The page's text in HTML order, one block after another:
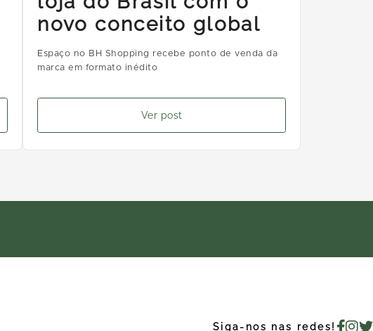
novo conceito global
Espaço no BH Shopping recebe ponto de venda da
marca em formato inédito
Ver post
Siga-nos nas redes!